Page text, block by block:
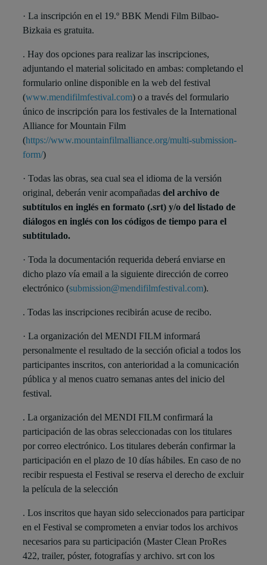
· La inscripción en el 19.º BBK Mendi Film Bilbao-
Bizkaia es gratuita.
. Hay dos opciones para realizar las inscripciones,
adjuntando el material solicitado en ambas: completando el
formulario online disponible en la web del festival
(www.mendifilmfestival.com) o a través del formulario
único de inscripción para los festivales de la International
Alliance for Mountain Film
(https://www.mountainfilmalliance.org/multi-submission-
form/)
· Todas las obras, sea cual sea el idioma de la versión
original, deberán venir acompañadas del archivo de
subtítulos en inglés en formato (.srt) y/o del listado de
diálogos en inglés con los códigos de tiempo para el
subtitulado.
· Toda la documentación requerida deberá enviarse en
dicho plazo vía email a la siguiente dirección de correo
electrónico (submission@mendifilmfestival.com).
. Todas las inscripciones recibirán acuse de recibo.
· La organización del MENDI FILM informará
personalmente el resultado de la sección oficial a todos los
participantes inscritos, con anterioridad a la comunicación
pública y al menos cuatro semanas antes del inicio del
festival.
. La organización del MENDI FILM confirmará la
participación de las obras seleccionadas con los titulares
por correo electrónico. Los titulares deberán confirmar la
participación en el plazo de 10 días hábiles. En caso de no
recibir respuesta el Festival se reserva el derecho de excluir
la película de la selección
. Los inscritos que hayan sido seleccionados para participar
en el Festival se comprometen a enviar todos los archivos
necesarios para su participación (Master Clean ProRes
422, trailer, póster, fotografías y archivo. srt con los